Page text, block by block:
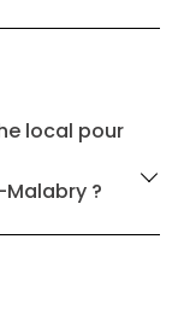
local pour
?